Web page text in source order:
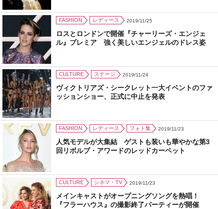
FASHION レディース 2019/11/25
ロスとロンドンで開催『チャーリーズ・エンジェ
ル』プレミア 強く美しいエンジェルのドレス姿
CULTURE ステージ 2019/11/24
ヴィクトリアズ・シークレット一大イベントのファ
ッションショー、正式に中止を発表
FASHION レディース フォト集 2019/11/23
人気モデルが大集結 ゲストも装いも華やかな第3
回リボルブ・アワードのレッドカーペット
CULTURE シネマ・TV 2019/11/23
メインキャストがオープニングソングを熱唱！
『フラーハウス』の撮影終了パーティーが開催